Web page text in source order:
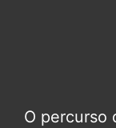
O percurso